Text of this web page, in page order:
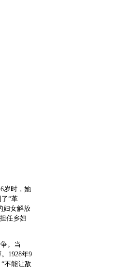
岁时，她
“革
妇女解放
任乡妇
。当
1928年9
不能让敌